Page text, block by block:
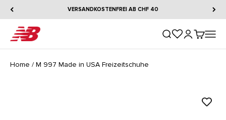
VERSANDKOSTENFREI AB CHF 40
New Balance Suche öffnen
Home / M 997 Made in USA Freizeitschuhe